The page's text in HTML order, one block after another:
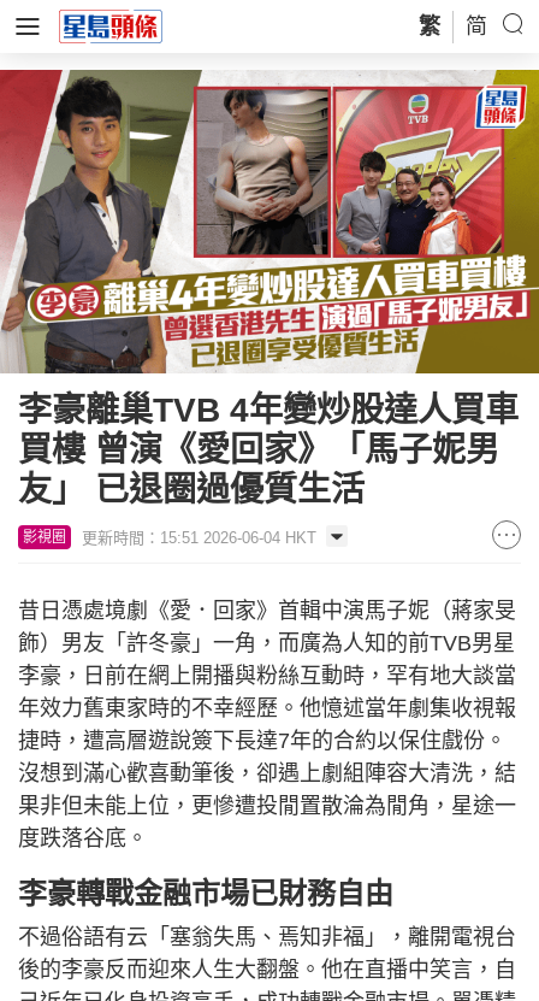
繁 简
李豪離巢TVB 4年變炒股達人買車
買樓 曾演《愛回家》「馬子妮男
友」 已退圈過優質生活
影視圈 更新時間：15:51 2026-06-04 HKT
昔日憑處境劇《愛．回家》首輯中演馬子妮（蔣家旻
飾）男友「許冬豪」一角，而廣為人知的前TVB男星
李豪，日前在網上開播與粉絲互動時，罕有地大談當
年效力舊東家時的不幸經歷。他憶述當年劇集收視報
捷時，遭高層遊說簽下長達7年的合約以保住戲份。
沒想到滿心歡喜動筆後，卻遇上劇組陣容大清洗，結
果非但未能上位，更慘遭投閒置散淪為閒角，星途一
度跌落谷底。
李豪轉戰金融市場已財務自由
不過俗語有云「塞翁失馬、焉知非福」，離開電視台
後的李豪反而迎來人生大翻盤。他在直播中笑言，自